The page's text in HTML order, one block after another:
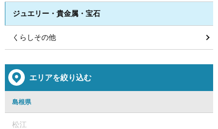
ジュエリー・貴金属・宝石
くらしその他
エリアを絞り込む
島根県
松江